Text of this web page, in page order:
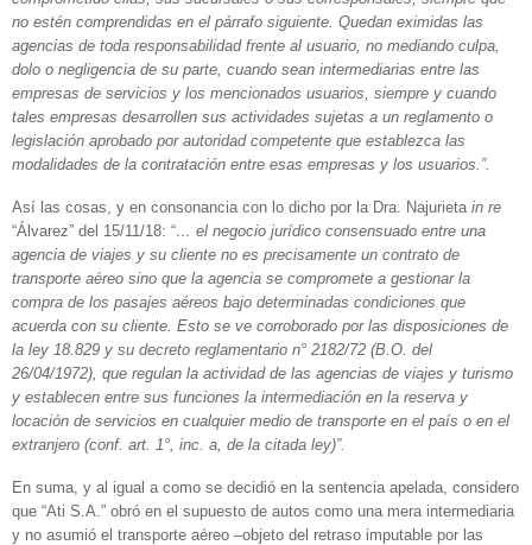
no estén comprendidas en el párrafo siguiente. Quedan eximidas las
agencias de toda responsabilidad frente al usuario, no mediando culpa,
dolo o negligencia de su parte, cuando sean intermediarias entre las
empresas de servicios y los mencionados usuarios, siempre y cuando
tales empresas desarrollen sus actividades sujetas a un reglamento o
legislación aprobado por autoridad competente que establezca las
modalidades de la contratación entre esas empresas y los usuarios.”.
Así las cosas, y en consonancia con lo dicho por la Dra. Najurieta in re
“Álvarez” del 15/11/18: “… el negocio jurídico consensuado entre una
agencia de viajes y su cliente no es precisamente un contrato de
transporte aéreo sino que la agencia se compromete a gestionar la
compra de los pasajes aéreos bajo determinadas condiciones que
acuerda con su cliente. Esto se ve corroborado por las disposiciones de
la ley 18.829 y su decreto reglamentario n° 2182/72 (B.O. del
26/04/1972), que regulan la actividad de las agencias de viajes y turismo
y establecen entre sus funciones la intermediación en la reserva y
locación de servicios en cualquier medio de transporte en el país o en el
extranjero (conf. art. 1°, inc. a, de la citada ley)”.
En suma, y al igual a como se decidió en la sentencia apelada, considero
que “Ati S.A.” obró en el supuesto de autos como una mera intermediaria
y no asumió el transporte aéreo –objeto del retraso imputable por las